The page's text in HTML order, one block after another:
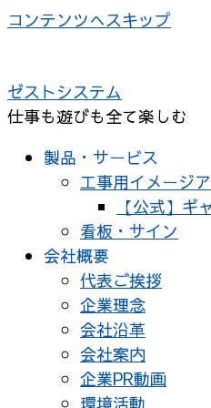
コンテンツへスキップ
ゼストシステム
仕事も遊びも全て楽しむ
製品・サービス
工事用イメージ
【公式】ギ
看板・サイン
会社概要
代表ご挨拶
企業理念
会社沿革
会社案内
企業PR動画
環境活動